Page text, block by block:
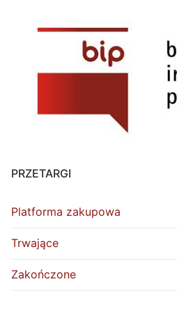
PRZETARGI
Platforma zakupowa
Trwające
Zakończone